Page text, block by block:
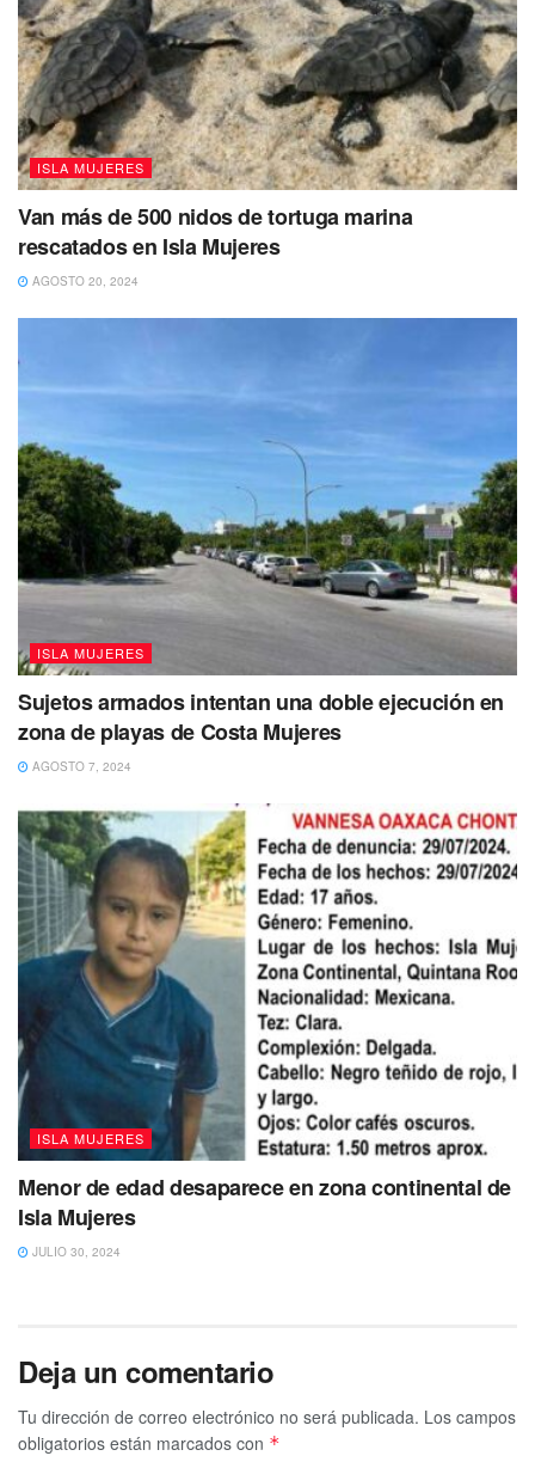
ISLA MUJERES
Van más de 500 nidos de tortuga marina
rescatados en Isla Mujeres
AGOSTO 20, 2024
ISLA MUJERES
Sujetos armados intentan una doble ejecución en
zona de playas de Costa Mujeres
AGOSTO 7, 2024
ISLA MUJERES
Menor de edad desaparece en zona continental de
Isla Mujeres
JULIO 30, 2024
Deja un comentario
Tu dirección de correo electrónico no será publicada. Los campos
obligatorios están marcados con *